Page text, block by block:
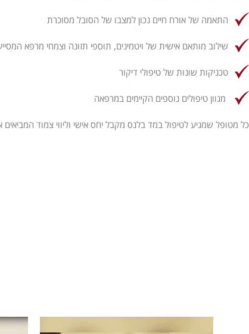
התאמה של אורח חיים נכון למצבו של הסובל מסוכרת
שילוב מותאם אישית של ויטמינים, תוספי תזונה וצמחי מרפא
טכניקות שונות של טיפולי דיקור
מגוון טיפולים נוספים הקיימים במרפאה
כל מטופל שמגיע לטיפול במד בלנס מקבל יחס אישי וליווי צמוד